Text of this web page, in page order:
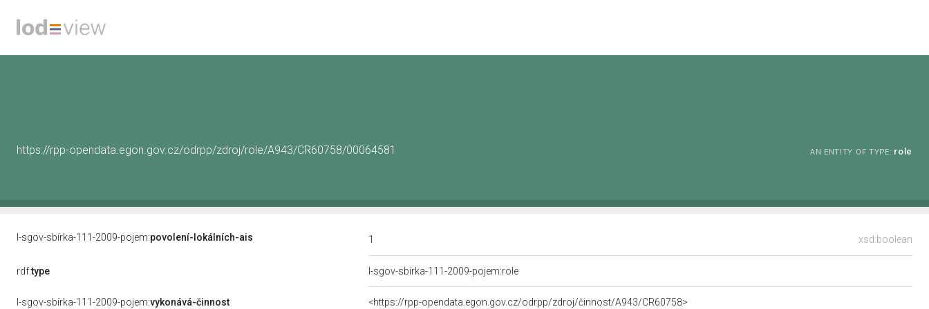
https://rpp-opendata.egon.gov.cz/odrpp/zdroj/role/A943/CR60758/00064581 AN ENTITY OF TYPE: role
l-sgov-sbírka-111-2009-pojem:povolení-lokálních-ais xsd:boolean
1
rdf:type l-sgov-sbírka-111-2009-pojem:role
l-sgov-sbírka-111-2009-pojem:vykonává-činnost <https://rpp-opendata.egon.gov.cz/odrpp/zdroj/činnost/A943/CR60758>